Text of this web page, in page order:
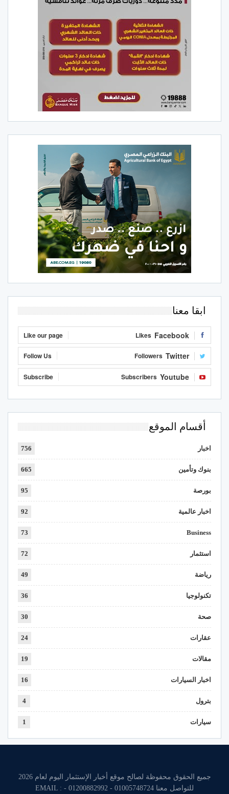
ابقا معنا
Facebook
Likes
Like our page
Twitter
Followers
Follow Us
Youtube
Subscribers
Subscribe
أقسام الموقع
اخبار 756
بنوك وتأمين 665
بورصة 95
اخبار عالمية 92
Business
73
استثمار 72
رياضة 49
تكنولوجيا 36
صحة 30
عقارات 24
مقالات 19
اخبار السيارات 16
بترول 4
سيارات 1
جميع الحقوق محفوظة لصالح موقع أخبار الإستثمار اليوم لعام 2026
للتواصل معنا 01005748724 - 01200882992 - EMAIL :